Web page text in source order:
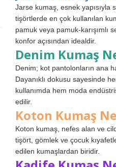
Jarse kumaş, esnek yapısıyla
tişörtlerde en çok kullanılan
pamuk veya pamuk-karışımlı
konfor açısından idealdir.
Denim Kumaş
Denim; kot pantolonların ana
Dayanıklı dokusu sayesinde
kullanımda hem moda
edilir.
Koton Kumaş
Koton kumaş, nefes alan ve
tişört, gömlek ve çocuk
edilen kumaşlardan biridir.